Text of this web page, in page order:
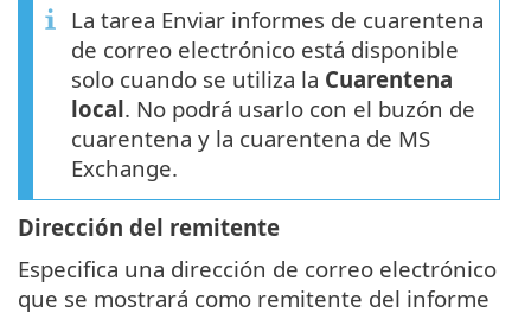
La tarea Enviar informes de cuarentena
de correo electrónico está disponible
solo cuando se utiliza la Cuarentena
local. No podrá usarlo con el buzón de
cuarentena y la cuarentena de MS
Exchange.
Dirección del remitente
Especifica una dirección de correo electrónico
que se mostrará como remitente del informe